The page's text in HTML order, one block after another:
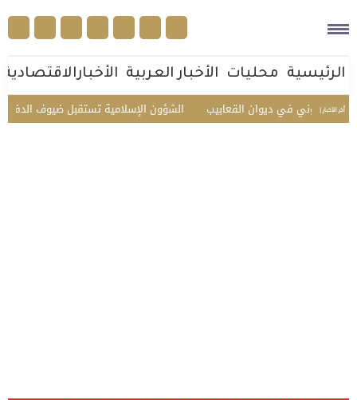
الرئيسية محليات الأخبار العربية الأخبارالاقتصادية
أخر الأخبار | الشؤون الإسلامية تستقبل ضيوف الدفعة الثانية في ديوان القعابيب